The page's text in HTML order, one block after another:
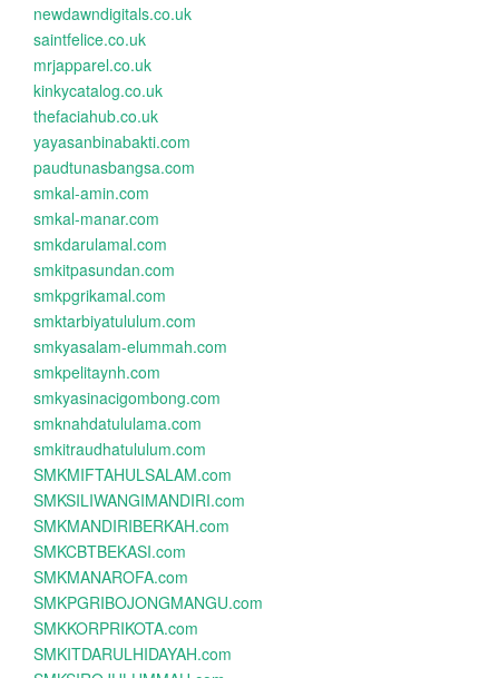
newdawndigitals.co.uk
saintfelice.co.uk
mrjapparel.co.uk
kinkycatalog.co.uk
thefaciahub.co.uk
yayasanbinabakti.com
paudtunasbangsa.com
smkal-amin.com
smkal-manar.com
smkdarulamal.com
smkitpasundan.com
smkpgrikamal.com
smktarbiyatululum.com
smkyasalam-elummah.com
smkpelitaynh.com
smkyasinacigombong.com
smknahdatululama.com
smkitraudhatululum.com
SMKMIFTAHULSALAM.com
SMKSILIWANGIMANDIRI.com
SMKMANDIRIBERKAH.com
SMKCBTBEKASI.com
SMKMANAROFA.com
SMKPGRIBOJONGMANGU.com
SMKKORPRIKOTA.com
SMKITDARULHIDAYAH.com